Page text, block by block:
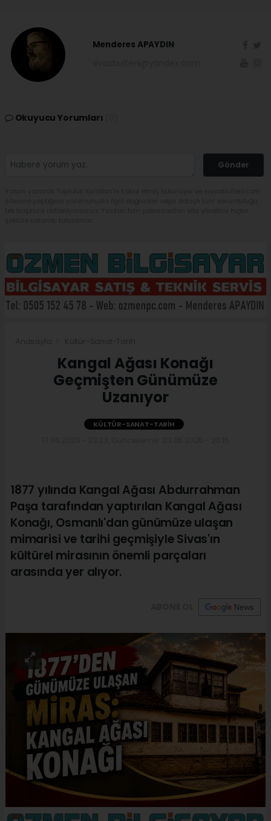
Menderes APAYDIN
Okuyucu Yorumları
Gönder
Kangal Ağası Konağı
Geçmişten Günümüze
Uzanıyor
KÜLTÜR-SANAT-TARIH
1877 yılında Kangal Ağası Abdurrahman
Paşa tarafından yaptırılan Kangal Ağası
Konağı, Osmanlı'dan günümüze ulaşan
mimarisi ve tarihi geçmişiyle Sivas'ın
kültürel mirasının önemli parçaları
arasında yer alıyor.